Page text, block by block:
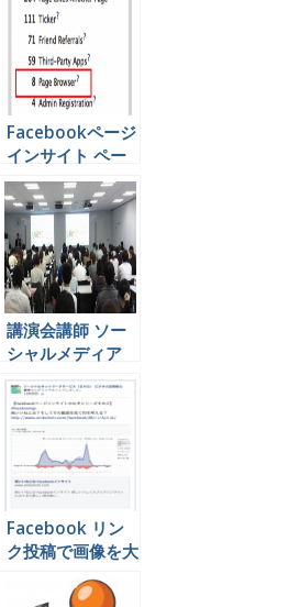
Facebookページ
インサイト ペー
ジブラウザとは？
講演会講師 ソー
シャルメディア
大阪 京都 滋賀
Facebook リン
ク投稿で画像を大
きく表示させる方